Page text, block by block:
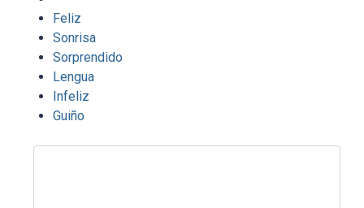
Feliz
Sonrisa
Sorprendido
Lengua
Infeliz
Guiño